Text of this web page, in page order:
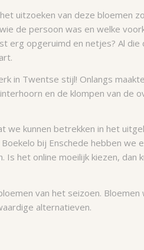
uitzoeken van deze bloemen
de persoon was en welke
erg opgeruimd en netjes? Al
in Twentse stijl! Onlangs
en de klompen van de
we kunnen betrekken in het
Boekelo bij Enschede hebben
Is het online moeilijk kiezen, dan
van het seizoen.
alternatieven.